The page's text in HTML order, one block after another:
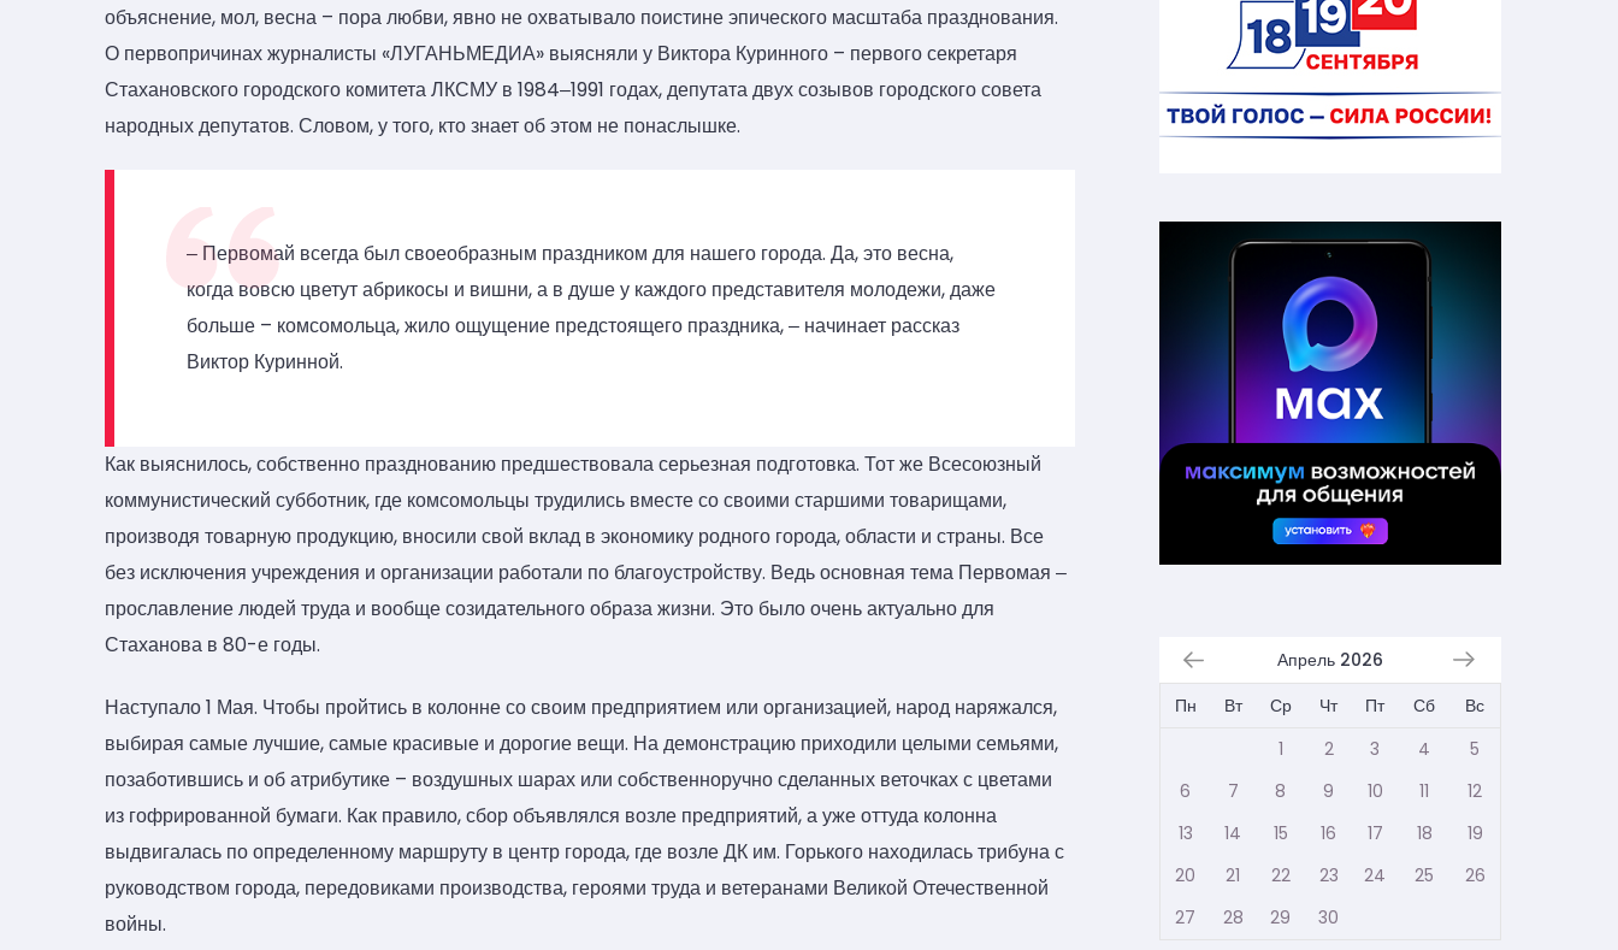
объяснение, мол, весна – пора любви, явно не охватывало поистине эпического масштаба празднования.
О первопричинах журналисты «ЛУГАНЬМЕДИА» выясняли у Виктора Куринного – первого секретаря
Стахановского городского комитета ЛКСМУ в 1984‒1991 годах, депутата двух созывов городского совета
народных депутатов. Словом, у того, кто знает об этом не понаслышке.
‒ Первомай всегда был своеобразным праздником для нашего города. Да, это весна,
когда вовсю цветут абрикосы и вишни, а в душе у каждого представителя молодежи, даже
больше – комсомольца, жило ощущение предстоящего праздника, ‒ начинает рассказ
Виктор Куринной.
Как выяснилось, собственно празднованию предшествовала серьезная подготовка. Тот же Всесоюзный
коммунистический субботник, где комсомольцы трудились вместе со своими старшими товарищами,
производя товарную продукцию, вносили свой вклад в экономику родного города, области и страны. Все
без исключения учреждения и организации работали по благоустройству. Ведь основная тема Первомая ‒
прославление людей труда и вообще созидательного образа жизни. Это было очень актуально для
Стаханова в 80-е годы.
Наступало 1 Мая. Чтобы пройтись в колонне со своим предприятием или организацией, народ наряжался,
выбирая самые лучшие, самые красивые и дорогие вещи. На демонстрацию приходили целыми семьями,
позаботившись и об атрибутике – воздушных шарах или собственноручно сделанных веточках с цветами
из гофрированной бумаги. Как правило, сбор объявлялся возле предприятий, а уже оттуда колонна
выдвигалась по определенному маршруту в центр города, где возле ДК им. Горького находилась трибуна с
руководством города, передовиками производства, героями труда и ветеранами Великой Отечественной
войны.
Апрель 2026
Пн
Вт Ср Чт Пт Сб
Вс
1
2 3 4
5
6
7 8 9 10 11
12
13
14 15 16 17 18
19
20
21 22 23 24 25
26
27
28 29 30